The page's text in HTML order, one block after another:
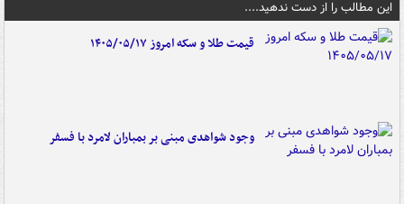
این مطالب را از دست ندهید....
قیمت طلا و سکه امروز ۱۴۰۵/۰۵/۱۷
وجود شواهدی مبنی بر بمباران لامرد با فسفر